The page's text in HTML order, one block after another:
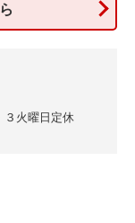
火曜日定休